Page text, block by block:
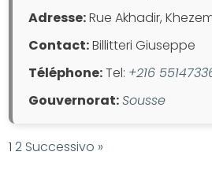
Adresse:Rue Akhadir,
Contact:Billitteri Giuseppe
Téléphone:Tel: +216
Gouvernorat:Sousse
1 2 Successivo »